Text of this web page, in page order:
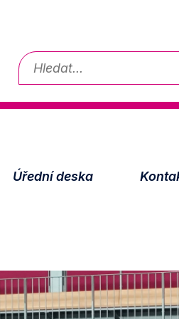
Vyhledávání
Úřední deska